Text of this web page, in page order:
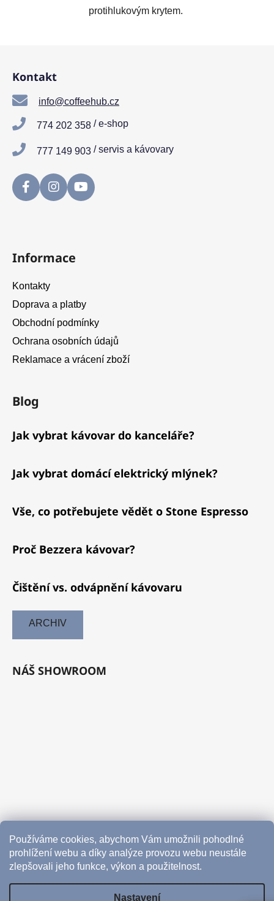
Používáme cookies, abychom Vám umožnili pohodlné
prohlížení webu a díky analýze provozu webu neustále
zlepšovali jeho funkce, výkon a použitelnost.
Nastavení
protihlukovým krytem.
Kontakt
info@coffeehub.cz
774 202 358 / e-shop
777 149 903 / servis a kávovary
Informace
Kontakty
Doprava a platby
Obchodní podmínky
Ochrana osobních údajů
Reklamace a vrácení zboží
Blog
Jak vybrat kávovar do kanceláře?
Jak vybrat domácí elektrický mlýnek?
Vše, co potřebujete vědět o Stone Espresso
Proč Bezzera kávovar?
Čištění vs. odvápnění kávovaru
ARCHIV
NÁŠ SHOWROOM